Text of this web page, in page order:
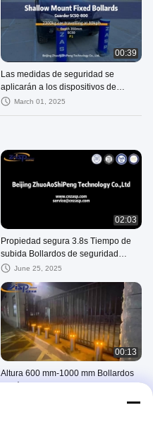
00:39
Las medidas de seguridad se
aplicarán a los dispositivos de
seguridad de los vehículos.
March 01, 2025
02:03
Propiedad segura 3.8s Tiempo de
subida Bollardos de seguridad
hidráulica con luz LED
June 25, 2025
00:13
Altura 600 mm-1000 mm Bollardos